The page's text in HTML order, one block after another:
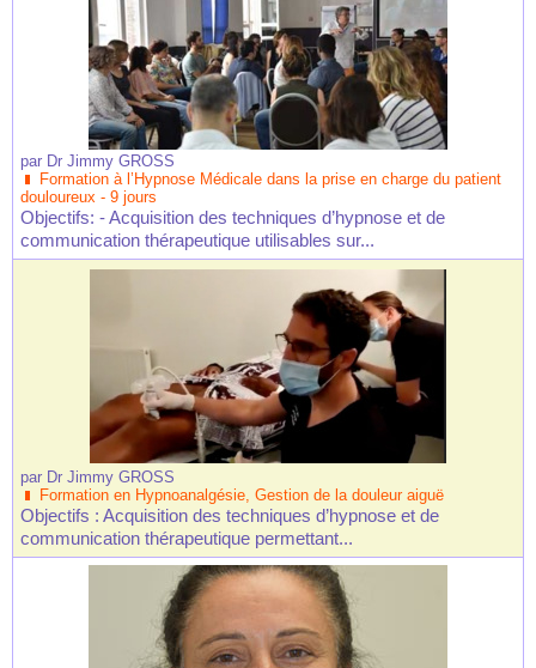
par Dr Jimmy GROSS
Formation à l’Hypnose Médicale dans la prise en charge du patient
douloureux - 9 jours
Objectifs: - Acquisition des techniques d’hypnose et de
communication thérapeutique utilisables sur...
par Dr Jimmy GROSS
Formation en Hypnoanalgésie, Gestion de la douleur aiguë
Objectifs : Acquisition des techniques d’hypnose et de
communication thérapeutique permettant...